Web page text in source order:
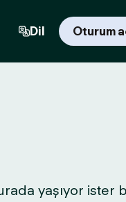
Dil Oturum
yaşıyor ister